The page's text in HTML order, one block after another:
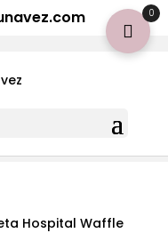
más información
Hospital Waffle
0